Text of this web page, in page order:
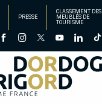
PRESSE
CLASSEMENT DES
MEUBLÉS DE
TOURISME